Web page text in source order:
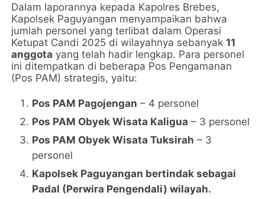
Dalam laporannya kepada Kapolres Brebes,
Kapolsek Paguyangan menyampaikan bahwa
jumlah personel yang terlibat dalam Operasi
Ketupat Candi 2025 di wilayahnya sebanyak11
anggota yang telah hadir lengkap. Para personel
ini ditempatkan di beberapa Pos Pengamanan
(Pos PAM) strategis, yaitu:
Pos PAM Pagojengan – 4 personel
Pos PAM Obyek Wisata Kaligua – 3 personel
Pos PAM Obyek Wisata Tuksirah – 3
personel
Kapolsek Paguyangan bertindak sebagai
Padal (Perwira Pengendali) wilayah.